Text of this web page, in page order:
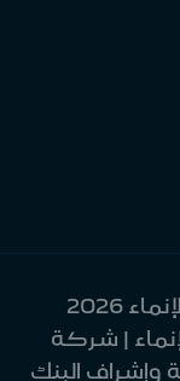
2026
| شركة
البنك